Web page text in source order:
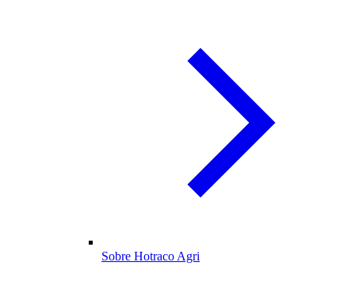
Sobre Hotraco Agri